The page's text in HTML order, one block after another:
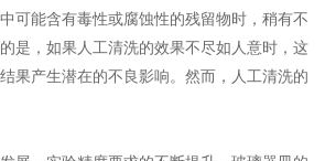
可能含有毒性或腐蚀性的残留物时，稍有不
是，如果人工清洗的效果不尽如人意时，这
果产生潜在的不良影响。然而，人工清洗的